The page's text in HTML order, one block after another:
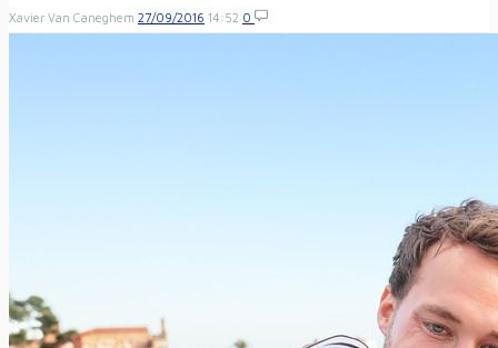
Xavier Van Caneghem 27/09/2016 14:52 0